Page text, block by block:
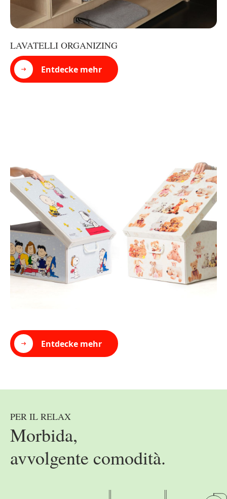
LAVATELLI ORGANIZING
Entdecke mehr
Entdecke mehr
PER IL RELAX
Morbida,
avvolgente comodità.